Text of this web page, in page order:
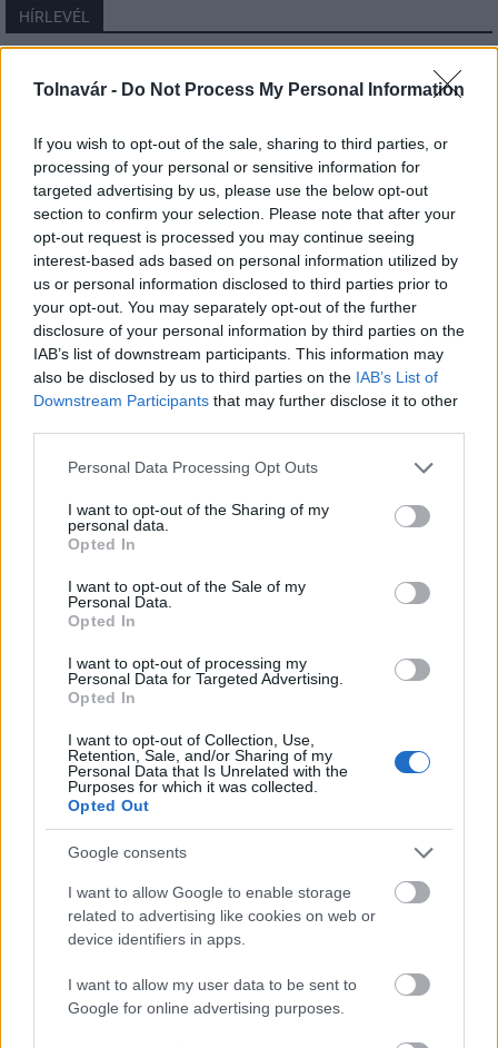
Tolnavár - Do Not Process My Personal Information
If you wish to opt-out of the sale, sharing to third parties, or
processing of your personal or sensitive information for
targeted advertising by us, please use the below opt-out
section to confirm your selection. Please note that after your
opt-out request is processed you may continue seeing
interest-based ads based on personal information utilized by
us or personal information disclosed to third parties prior to
your opt-out. You may separately opt-out of the further
disclosure of your personal information by third parties on the
IAB’s list of downstream participants. This information may
also be disclosed by us to third parties on the IAB’s List of
Downstream Participants that may further disclose it to other
Please note that this website/app uses one or more Google
not limited to your visit or usage behaviour. You may click to
grant or deny consent to Google and its third-party tags to
use your data for below specified purposes in below Google
consent section.
Personal Data Processing Opt Outs
I want to opt-out of the Sharing of my
personal data.
Opted In
I want to opt-out of the Sale of my
Personal Data.
Opted In
I want to opt-out of processing my
Personal Data for Targeted Advertising.
Opted In
I want to opt-out of Collection, Use,
Retention, Sale, and/or Sharing of my
Personal Data that Is Unrelated with the
Purposes for which it was collected.
Opted Out
Google consents
I want to allow Google to enable storage
related to advertising like cookies on web or
device identifiers in apps.
I want to allow my user data to be sent to
Google for online advertising purposes.
HÍRLEVÉL
Név
E-mail cím
Feliratkozom a hírlevélre és elfogadom azadatvédelmi
szabályzatot!
FELIRATKOZÁS
KECSKEMÉTEN IS SZAKIRÁNYÚ
EGYETEM
A lakosságra is fontos szerep hárul a szúnyoginvázió
elkerülésében
tigrisszúnyog a vízhiány ellenére is talál szaporodási helyet a
vödrökben, gyermekjátékokban.
Országos hírek
Túlfogyasztás napja - július 30-ra felhasználta az
emberiség a Föld egész évre elegendő erőforrásait
Ma van idén a túlfogyasztás világnapja: az emberiség eddigre
használta fel mindazokat a természeti erőforrásokat, amelyeket
ökológiai értelemben már „hitelből élünk” – hívta fel a figyelmet
közleményében a WWF Magyarország.
Helyi hírek gyümölcs
Beindult az őszibarackszezon,